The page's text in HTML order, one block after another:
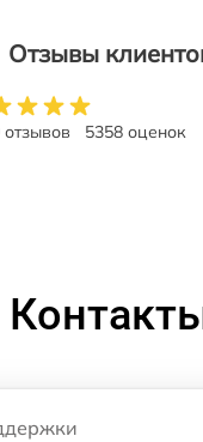
Отзывы
отзывов 5358 оценок